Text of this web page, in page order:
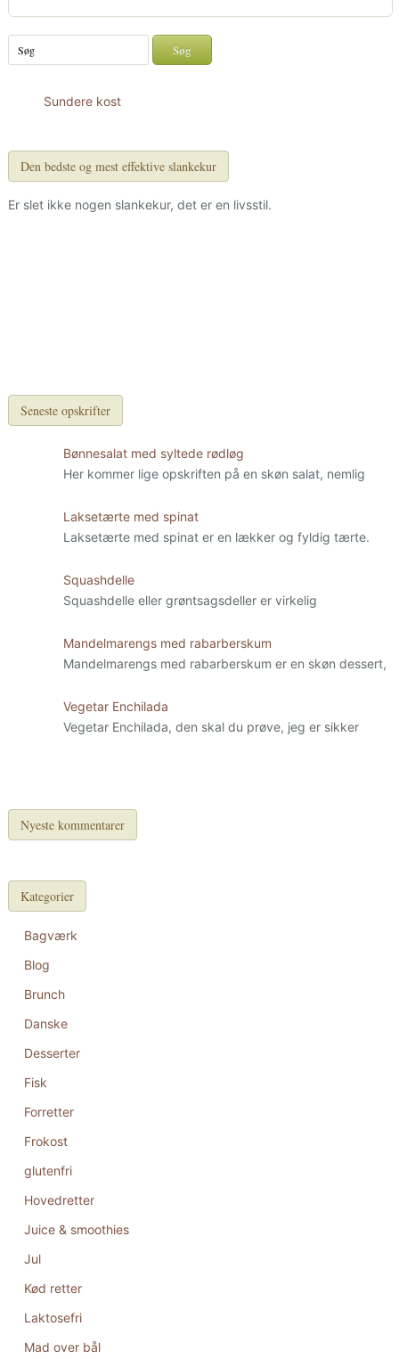
Sundere kost
Den bedste og mest effektive slankekur
Er slet ikke nogen slankekur, det er en livsstil.
Seneste opskrifter
Bønnesalat med syltede rødløg
Her kommer lige opskriften på en skøn salat, nemlig
Laksetærte med spinat
Laksetærte med spinat er en lækker og fyldig tærte.
Squashdelle
Squashdelle eller grøntsagsdeller er virkelig
Mandelmarengs med rabarberskum
Mandelmarengs med rabarberskum er en skøn dessert,
Vegetar Enchilada
Vegetar Enchilada, den skal du prøve, jeg er sikker
Nyeste kommentarer
Kategorier
Bagværk
Blog
Brunch
Danske
Desserter
Fisk
Forretter
Frokost
glutenfri
Hovedretter
Juice & smoothies
Jul
Kød retter
Laktosefri
Mad over bål